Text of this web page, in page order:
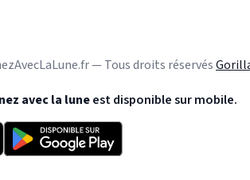
— Tous droits réservés
avec la luneest disponible sur mobile.